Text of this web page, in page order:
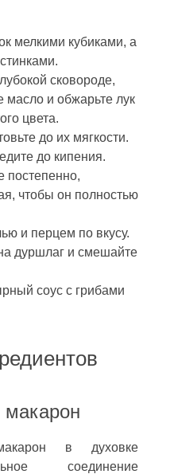
мелкими кубиками, а
сковороде,
масло и обжарьте лук
цвета.
до их мягкости.
до кипения.
постепенно,
чтобы он полностью
и перцем по вкусу.
дуршлаг и смешайте
соус с грибами
макарон
в духовке
соединение